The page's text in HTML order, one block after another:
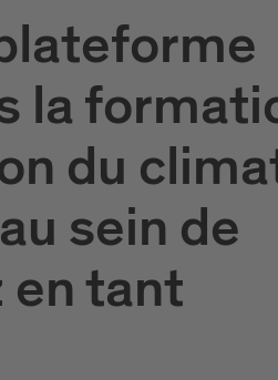
la
du
sein de
tant